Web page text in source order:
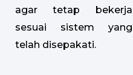
agar tetap bekerja
sesuai sistem yang
telah disepakati.